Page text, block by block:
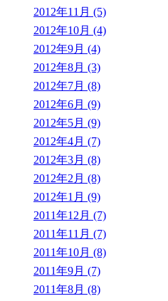
2012年11月 (5)
2012年10月 (4)
2012年9月 (4)
2012年8月 (3)
2012年7月 (8)
2012年6月 (9)
2012年5月 (9)
2012年4月 (7)
2012年3月 (8)
2012年2月 (8)
2012年1月 (9)
2011年12月 (7)
2011年11月 (7)
2011年10月 (8)
2011年9月 (7)
2011年8月 (8)